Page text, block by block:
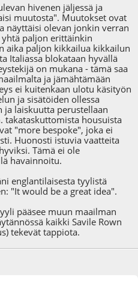
hivenen jäljessä ja
muutosta". Muutokset ovat
näyttäisi olevan jonkin verran
paljon erittäinkin
aika paljon kikkailua kikkailun
Italiassa blokataan hyvällä
on mukana - tämä saa
ja jämähtämään
ei kuitenkaan ulotu käsityön
ja sisätöiden ollessa
ja laiskuutta perustellaan
takataskuttomista housuista
"more bespoke", joka ei
Huonosti istuvia vaatteita
Tämä ei ole
havainnoitu.
englantilaisesta tyylistä
"It would be a great idea".
pääsee muun maailman
kaikki Savile Rown
tekevät tappiota.